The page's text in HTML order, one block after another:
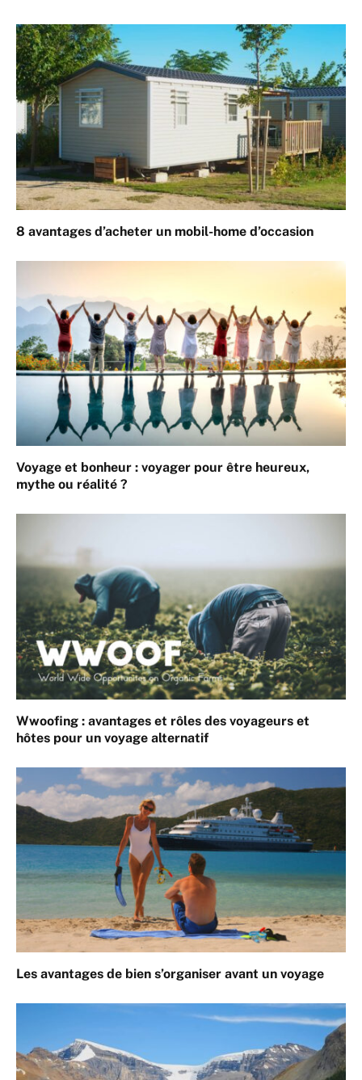
8 avantages d’acheter un mobil-home d’occasion
Voyage et bonheur : voyager pour être heureux,
mythe ou réalité ?
Wwoofing : avantages et rôles des voyageurs et
hôtes pour un voyage alternatif
Les avantages de bien s’organiser avant un voyage